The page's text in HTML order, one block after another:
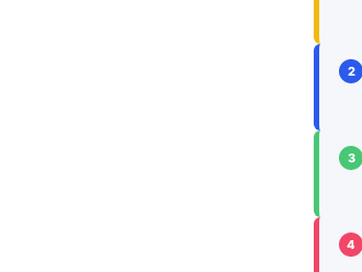
2
3
4